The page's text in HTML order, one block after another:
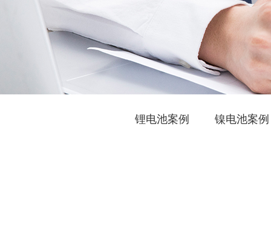
锂电池案例 镍电池案例